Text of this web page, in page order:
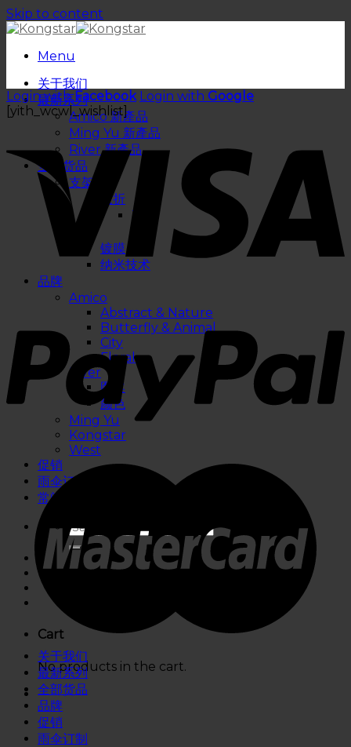
Skip to content
Menu
关于我们
最新系列
Amico 新產品
Ming Yu 新產品
River 新產品
全部货品
支架
三折
五折
镀膜
纳米技术
品牌
Amico
Abstract & Nature
Butterfly & Animal
City
Floral
River
图案
颜色
Ming Yu
Kongstar
West
促销
雨伞订制
常问问题
Cart
No products in the cart.
Login withFacebook Login with Google
[yith_wcwl_wishlist]
关于我们
最新系列
全部货品
品牌
促销
雨伞订制